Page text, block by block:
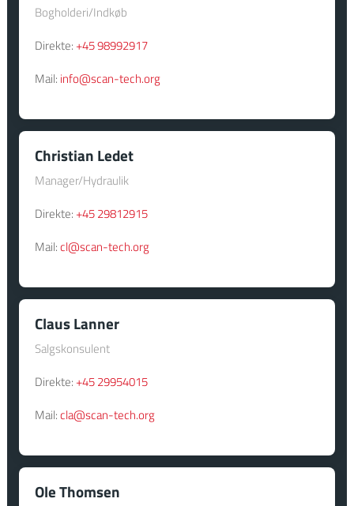
Bogholderi/Indkøb
Direkte: +45 9899​2917
Mail: info@scan-tech.org
​Christian Ledet
Manager/Hydraulik
Direkte: +45 29812915
Mail:cl@scan-tech.org
Claus Lanner
Salgskonsulent
Direkte: +45 29954015
Mail:cla@scan-tech.org
Ole Thomsen